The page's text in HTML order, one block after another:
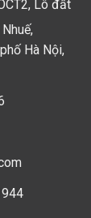
Lô đất
Hà Nội,